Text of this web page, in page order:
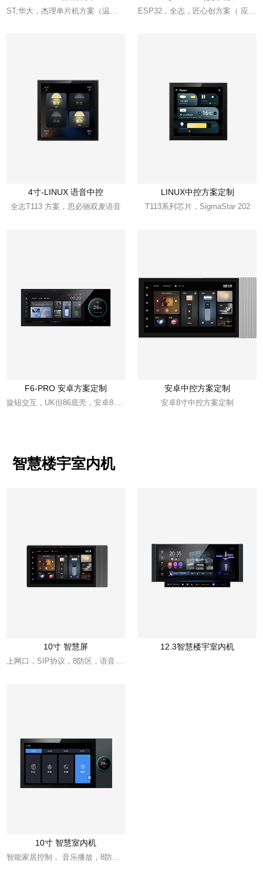
4寸-LINUX 语音中控
全志T113 方案，思必驰双麦语音
LINUX中控方案定制
T113系列芯片，SigmaStar 202
F6-PRO 安卓方案定制 安卓中控方案定制
安卓8寸中控方案定制
智慧楼宇室内机
10寸 智慧屏
上网口，SIP协议，8防区，语音控制
12.3智慧楼宇室内机
10寸 智慧室内机